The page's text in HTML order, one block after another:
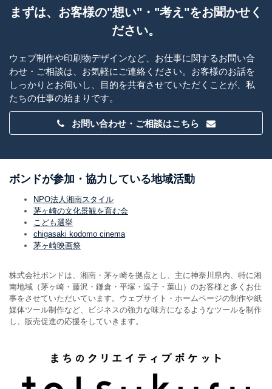
まずは、お客様の"想い"・"考え"をお聞かせく
ださい。
ウェブ制作や印刷物デザインなど、お仕事に関するお問い合
わせ・ご相談は、お気軽にご連絡ください。お客様のお話を
しっかりとお伺いし、目的を共有させていただくことが、私
たちの仕事の始まりです。
お問い合わせ・ご相談はこちら
ボンドが参加・協力している地域活動
NPO法人湘南スタイル
茅ヶ崎の文化景観を育む会
こども選挙
chigasaki kodomo cinema
茅ヶ崎映画祭
株式会社ボンドは、湘南・茅ヶ崎を拠点とし、主に神奈川県内、特に湘
南地域（茅ヶ崎・藤沢・鎌倉・平塚・逗子・葉山）のお客様と多くお仕
事をさせていただいています。ウェブサイト・ホームページの制作や紙
媒体ツール制作など、ビジネスの強力な味方になるようなツールを制作
し、販売促進の応援をしていきます。